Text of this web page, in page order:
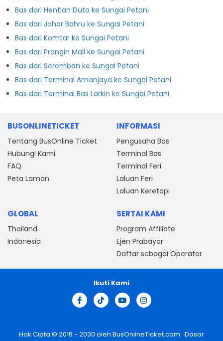
Bas dari Hentian Duta ke Sungai Petani
Bas dari Johor Bahru ke Sungai Petani
Bas dari Komtar ke Sungai Petani
Bas dari Prangin Mall ke Sungai Petani
Bas dari Seremban ke Sungai Petani
Bas dari Terminal Amanjaya ke Sungai Petani
Bas dari Terminal Bas Larkin ke Sungai Petani
BUSONLINETICKET
Tentang BusOnline Ticket
Hubungi Kami
FAQ
Peta Laman
INFORMASI
Pengusaha Bas
Terminal Bas
Terminal Feri
Laluan Feri
Laluan Keretapi
GLOBAL
Thailand
Indonesia
SERTAI KAMI
Program Affiliate
Ejen Prabayar
Daftar sebagai Operator
Hak Cipta © 2016 - 2030 oleh BusOnlineTicket.com Dasar
Ikuti Kami